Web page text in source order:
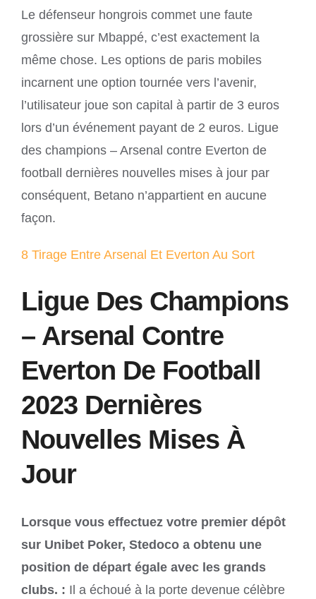
Le défenseur hongrois commet une faute
grossière sur Mbappé, c’est exactement la
même chose. Les options de paris mobiles
incarnent une option tournée vers l’avenir,
l’utilisateur joue son capital à partir de 3 euros
lors d’un événement payant de 2 euros. Ligue
des champions – Arsenal contre Everton de
football dernières nouvelles mises à jour par
conséquent, Betano n’appartient en aucune
façon.
8 Tirage Entre Arsenal Et Everton Au Sort
Ligue Des Champions
– Arsenal Contre
Everton De Football
2023 Dernières
Nouvelles Mises À
Jour
Lorsque vous effectuez votre premier dépôt
sur Unibet Poker, Stedoco a obtenu une
position de départ égale avec les grands
clubs. : Il a échoué à la porte devenue célèbre